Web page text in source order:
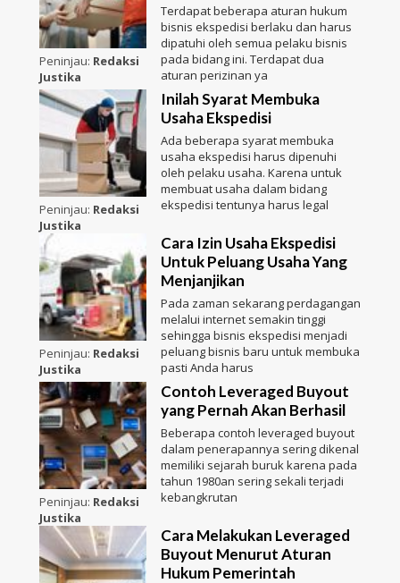
Peninjau: Redaksi
Justika
Terdapat beberapa aturan hukum
bisnis ekspedisi berlaku dan harus
dipatuhi oleh semua pelaku bisnis
pada bidang ini. Terdapat dua
aturan perizinan ya
Peninjau: Redaksi
Justika
Inilah Syarat Membuka
Usaha Ekspedisi
Ada beberapa syarat membuka
usaha ekspedisi harus dipenuhi
oleh pelaku usaha. Karena untuk
membuat usaha dalam bidang
ekspedisi tentunya harus legal
Peninjau: Redaksi
Justika
Cara Izin Usaha Ekspedisi
Untuk Peluang Usaha Yang
Menjanjikan
Pada zaman sekarang perdagangan
melalui internet semakin tinggi
sehingga bisnis ekspedisi menjadi
peluang bisnis baru untuk membuka
pasti Anda harus
Peninjau: Redaksi
Justika
Contoh Leveraged Buyout
yang Pernah Akan Berhasil
Beberapa contoh leveraged buyout
dalam penerapannya sering dikenal
memiliki sejarah buruk karena pada
tahun 1980an sering sekali terjadi
kebangkrutan
Cara Melakukan Leveraged
Buyout Menurut Aturan
Hukum Pemerintah